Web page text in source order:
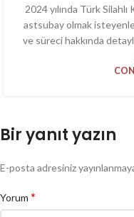
2024 yılında Türk
astsubay olmak
ve süreci hakkında
Bir yanıt yazın
E-posta adresiniz
Yorum *